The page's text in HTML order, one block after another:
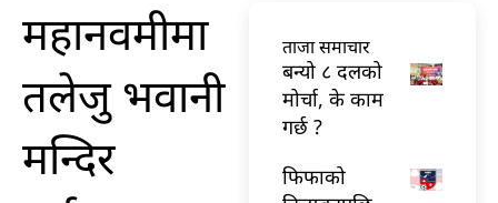
महानवमीमा
तलेजु भवानी
मन्दिर
ताजा समाचार
बन्यो ८ दलको
मोर्चा, के काम
गर्छ ?
फिफाको